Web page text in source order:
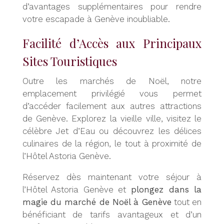
d’avantages supplémentaires pour rendre
votre escapade à Genève inoubliable.
Facilité d’Accès aux Principaux
Sites Touristiques
Outre les marchés de Noël, notre
emplacement privilégié vous permet
d’accéder facilement aux autres attractions
de Genève. Explorez la vieille ville, visitez le
célèbre Jet d’Eau ou découvrez les délices
culinaires de la région, le tout à proximité de
l’Hôtel Astoria Genève.
Réservez dès maintenant votre séjour à
l’Hôtel Astoria Genève et plongez dans la
magie du marché de Noël à Genève tout en
bénéficiant de tarifs avantageux et d’un